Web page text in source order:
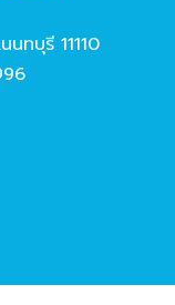
ทบุรี 11110